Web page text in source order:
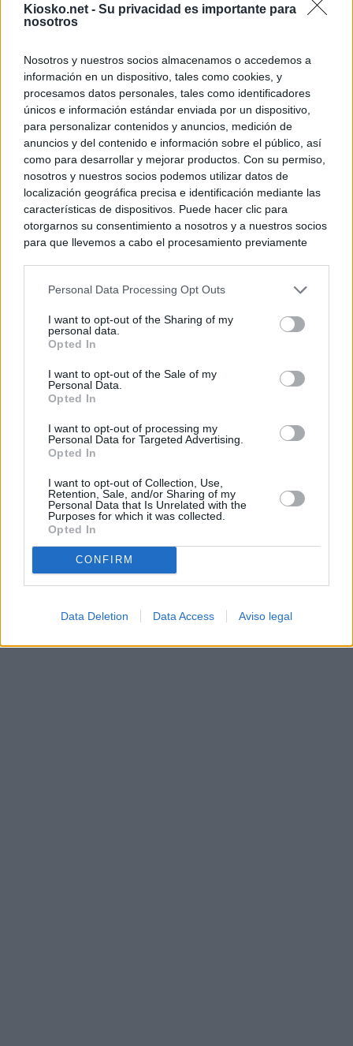
Kiosko.net - Su privacidad es importante para
nosotros
Nosotros y nuestros socios almacenamos o accedemos a
información en un dispositivo, tales como cookies, y
procesamos datos personales, tales como identificadores
únicos e información estándar enviada por un dispositivo,
para personalizar contenidos y anuncios, medición de
anuncios y del contenido e información sobre el público, así
como para desarrollar y mejorar productos. Con su permiso,
nosotros y nuestros socios podemos utilizar datos de
localización geográfica precisa e identificación mediante las
características de dispositivos. Puede hacer clic para
otorgarnos su consentimiento a nosotros y a nuestros socios
para que llevemos a cabo el procesamiento previamente
negar su consentimiento. Tenga en cuenta que algún
de su consentimiento, pero usted tiene el derecho de
rechazar tal procesamiento. Sus preferencias se aplicarán
cualquier momento entrando de nuevo en este sitio web o
visitando nuestra política de privacidad.
Personal Data Processing Opt Outs
I want to opt-out of the Sharing of my
personal data.
Opted In
I want to opt-out of the Sale of my
Personal Data.
Opted In
I want to opt-out of processing my
Personal Data for Targeted Advertising.
Opted In
I want to opt-out of Collection, Use,
Retention, Sale, and/or Sharing of my
Personal Data that Is Unrelated with the
Purposes for which it was collected.
Opted In
CONFIRM
Data Deletion Data Access Aviso legal